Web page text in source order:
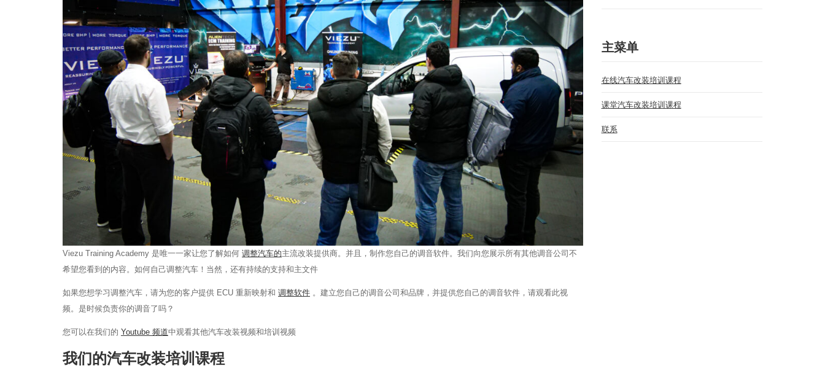
Viezu Training Academy 是唯一一家让您了解如何 调整汽车的主流改装提供商。并且，制作您自己的调音软件。我们向您展示所有其他调音公司不
希望您看到的内容。如何自己调整汽车！当然，还有持续的支持和主文件
如果您想学习调整汽车，请为您的客户提供 ECU 重新映射和 调整软件 。建立您自己的调音公司和品牌，并提供您自己的调音软件，请观看此视
频。是时候负责你的调音了吗？
您可以在我们的 Youtube 频道中观看其他汽车改装视频和培训视频
我们的汽车改装培训课程
主菜单
在线汽车改装培训课程
课堂汽车改装培训课程
联系